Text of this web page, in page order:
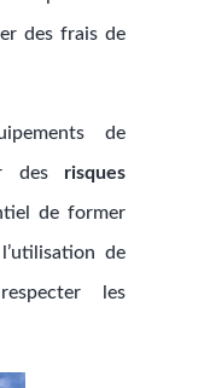
des frais de
de
des risques
de former
de
les